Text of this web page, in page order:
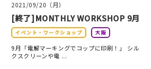
2021/09/20（月）
[終了]MONTHLY WORKSHOP 9月
イベント・ワークショップ 大阪
9月「電解マーキングでコップに印刷！」 シル
クスクリーンや電 ...